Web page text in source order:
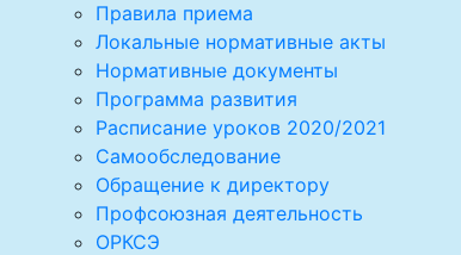
Правила приема
Локальные нормативные акты
Нормативные документы
Программа развития
Расписание уроков 2020/2021
Самообследование
Обращение к директору
Профсоюзная деятельность
ОРКСЭ